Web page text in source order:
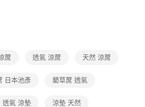
蓆 透氣 涼蓆 天然 涼蓆
日本池彥 藺草蓆 透氣
透氣 涼墊 涼墊 天然